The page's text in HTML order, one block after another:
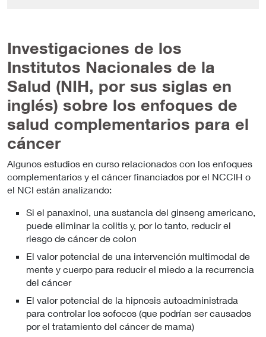
Investigaciones de los
Institutos Nacionales de la
Salud (NIH, por sus siglas en
inglés) sobre los enfoques de
salud complementarios para el
cáncer
Algunos estudios en curso relacionados con los enfoques
complementarios y el cáncer financiados por el NCCIH o
el NCI están analizando:
Si el panaxinol, una sustancia del ginseng americano,
puede eliminar la colitis y, por lo tanto, reducir el
riesgo de cáncer de colon
El valor potencial de una intervención multimodal de
mente y cuerpo para reducir el miedo a la recurrencia
del cáncer
El valor potencial de la hipnosis autoadministrada
para controlar los sofocos (que podrían ser causados
por el tratamiento del cáncer de mama)